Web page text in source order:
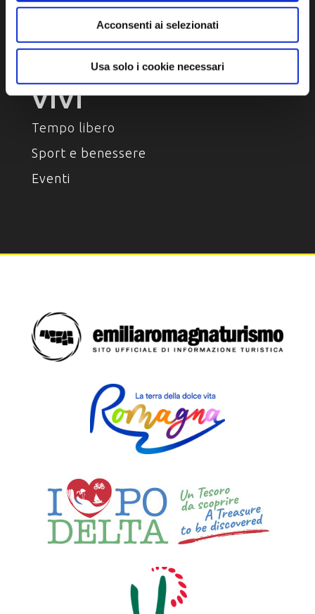
Acconsenti ai selezionati
Usa solo i cookie necessari
Prodotti Enogastronomici
Ricette della tradizione
VIVI
Tempo libero
Sport e benessere
Eventi